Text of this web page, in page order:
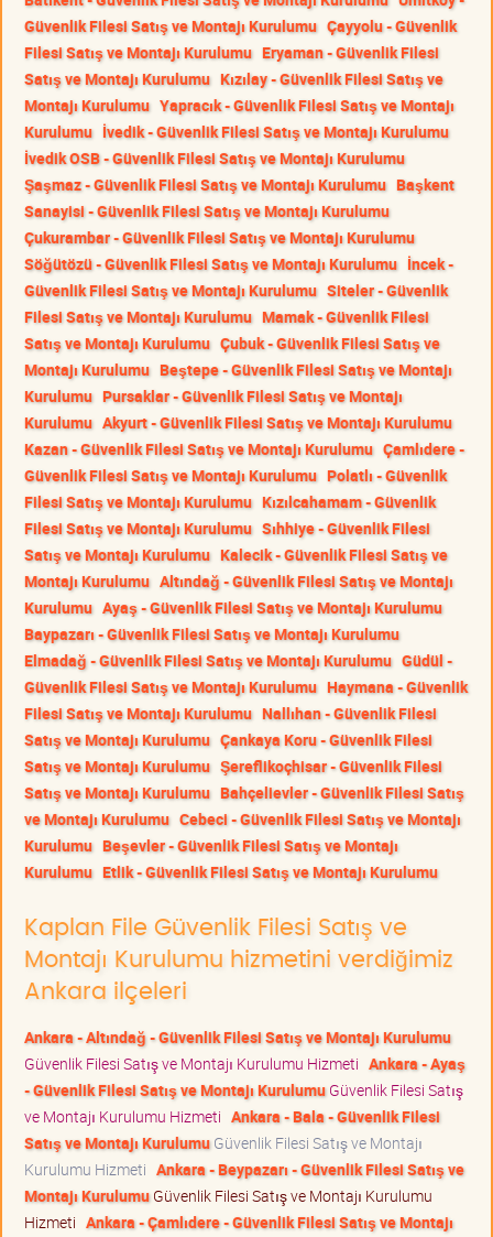
Güvenlik Filesi Satış ve Montajı Kurulumu Çayyolu - Güvenlik
Filesi Satış ve Montajı Kurulumu Eryaman - Güvenlik Filesi
Satış ve Montajı Kurulumu Kızılay - Güvenlik Filesi Satış ve
Montajı Kurulumu Yapracık - Güvenlik Filesi Satış ve Montajı
Kurulumu İvedik - Güvenlik Filesi Satış ve Montajı Kurulumu
İvedik OSB - Güvenlik Filesi Satış ve Montajı Kurulumu
Şaşmaz - Güvenlik Filesi Satış ve Montajı Kurulumu Başkent
Sanayisi - Güvenlik Filesi Satış ve Montajı Kurulumu
Çukurambar - Güvenlik Filesi Satış ve Montajı Kurulumu
Söğütözü - Güvenlik Filesi Satış ve Montajı Kurulumu İncek -
Güvenlik Filesi Satış ve Montajı Kurulumu Siteler - Güvenlik
Filesi Satış ve Montajı Kurulumu Mamak - Güvenlik Filesi
Satış ve Montajı Kurulumu Çubuk - Güvenlik Filesi Satış ve
Montajı Kurulumu Beştepe - Güvenlik Filesi Satış ve Montajı
Kurulumu Pursaklar - Güvenlik Filesi Satış ve Montajı
Kurulumu Akyurt - Güvenlik Filesi Satış ve Montajı Kurulumu
Kazan - Güvenlik Filesi Satış ve Montajı Kurulumu Çamlıdere -
Güvenlik Filesi Satış ve Montajı Kurulumu Polatlı - Güvenlik
Filesi Satış ve Montajı Kurulumu Kızılcahamam - Güvenlik
Filesi Satış ve Montajı Kurulumu Sıhhiye - Güvenlik Filesi
Satış ve Montajı Kurulumu Kalecik - Güvenlik Filesi Satış ve
Montajı Kurulumu Altındağ - Güvenlik Filesi Satış ve Montajı
Kurulumu Ayaş - Güvenlik Filesi Satış ve Montajı Kurulumu
Baypazarı - Güvenlik Filesi Satış ve Montajı Kurulumu
Elmadağ - Güvenlik Filesi Satış ve Montajı Kurulumu Güdül -
Güvenlik Filesi Satış ve Montajı Kurulumu Haymana - Güvenlik
Filesi Satış ve Montajı Kurulumu Nallıhan - Güvenlik Filesi
Satış ve Montajı Kurulumu Çankaya Koru - Güvenlik Filesi
Satış ve Montajı Kurulumu Şereflikoçhisar - Güvenlik Filesi
Satış ve Montajı Kurulumu Bahçelievler - Güvenlik Filesi Satış
ve Montajı Kurulumu Cebeci - Güvenlik Filesi Satış ve Montajı
Kurulumu Beşevler - Güvenlik Filesi Satış ve Montajı
Kurulumu Etlik - Güvenlik Filesi Satış ve Montajı Kurulumu
Kaplan File Güvenlik Filesi Satış ve
Montajı Kurulumu hizmetini verdiğimiz
Ankara ilçeleri
Ankara - Altındağ - Güvenlik Filesi Satış ve Montajı Kurulumu
Güvenlik Filesi Satış ve Montajı Kurulumu Hizmeti Ankara - Ayaş
- Güvenlik Filesi Satış ve Montajı KurulumuGüvenlik Filesi Satış
ve Montajı Kurulumu Hizmeti Ankara - Bala - Güvenlik Filesi
Satış ve Montajı KurulumuGüvenlik Filesi Satış ve Montajı
Kurulumu Hizmeti Ankara - Beypazarı - Güvenlik Filesi Satış ve
Montajı KurulumuGüvenlik Filesi Satış ve Montajı Kurulumu
Hizmeti Ankara - Çamlıdere - Güvenlik Filesi Satış ve Montajı